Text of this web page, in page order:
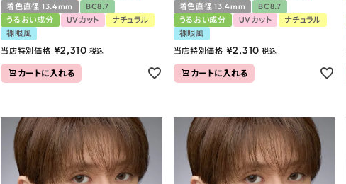
着色直径 13.4mm
BC8.7
うるおい成分
UVカット
ナチュラル
裸眼風
当店特別価格 ¥2,310 税込
カートに入れる
着色直径 13.4mm
BC8.7
うるおい成分
UVカット
ナチュラル
裸眼風
当店特別価格 ¥2,310 税込
カートに入れる